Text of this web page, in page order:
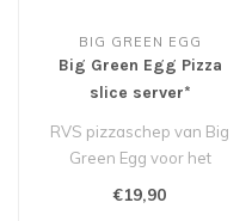
BIG GREEN EGG
Big Green Egg Pizza
slice server*
RVS pizzaschep van Big
Green Egg voor het
serveren van pizza, quiche,
€19,90